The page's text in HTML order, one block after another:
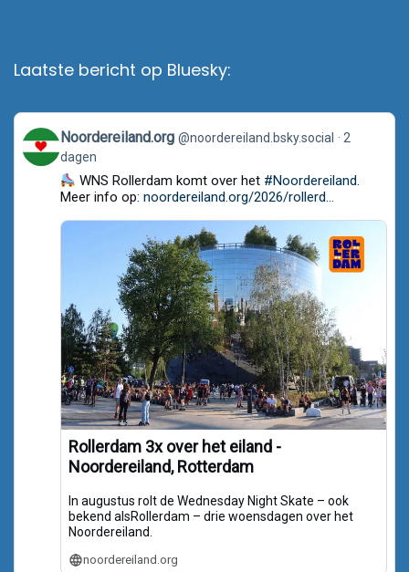
Laatste bericht op Bluesky:
View
post
by
Noordereiland.org
Bluesky
Noordereiland.org @noordereiland.bsky.social
2
dagen
WNS Rollerdam komt over het #Noordereiland.
Meer info op: noordereiland.org/2026/rollerd...
Rollerdam 3x over het eiland -
Noordereiland, Rotterdam
In augustus rolt de Wednesday Night Skate – ook
bekend alsRollerdam – drie woensdagen over het
Noordereiland.
noordereiland.org